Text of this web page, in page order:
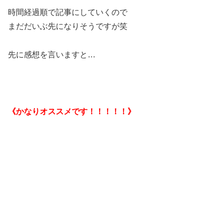
時間経過順で記事にしていくので
まだだいぶ先になりそうですが笑
先に感想を言いますと…
《かなりオススメです！！！！！》